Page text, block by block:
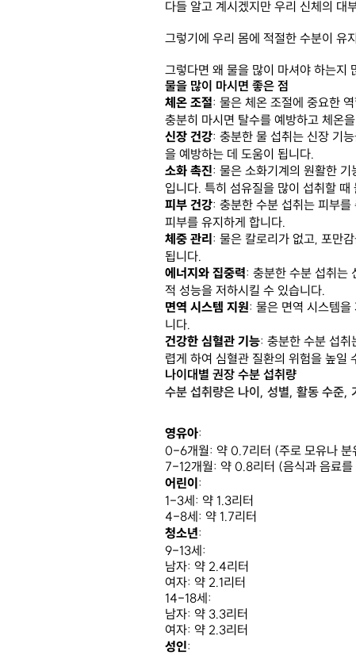
다들 알고 계시겠지만 우리 신체의
그렇기에 우리 몸에 적절한 수분이 유
그렇다면 왜 물을 많이 마셔야 하는지
물을 많이 마시면 좋은 점
체온 조절: 물은 체온 조절에 중요한
충분히 마시면 탈수를 예방하고 체온
신장 건강: 충분한 물 섭취는 신장 기
을 예방하는 데 도움이 됩니다.
소화 촉진: 물은 소화기계의 원활한
입니다. 특히 섬유질을 많이 섭취할
피부 건강: 충분한 수분 섭취는 피부
피부를 유지하게 합니다.
체중 관리 : 물은 칼로리가 없고, 포만
됩니다.
에너지와 집중력: 충분한 수분 섭취는
적 성능을 저하시킬 수 있습니다.
면역 시스템 지원: 물은 면역 시스템
니다.
건강한 심혈관 기능: 충분한 수분 섭취
렵게 하여 심혈관 질환의 위험을 높일
나이대별 권장 수분 섭취량
수분 섭취량은 나이, 성별, 활동 수준,
영유아:
0-6개월: 약 0.7리터 (주로 모유나 분
7-12개월: 약 0.8리터 (음식과 음료를
어린이 :
1-3세: 약 1.3리터
4-8세: 약 1.7리터
청소년:
9-13세:
남자: 약 2.4리터
여자: 약 2.1리터
14-18세:
남자: 약 3.3리터
여자: 약 2.3리터
성인: